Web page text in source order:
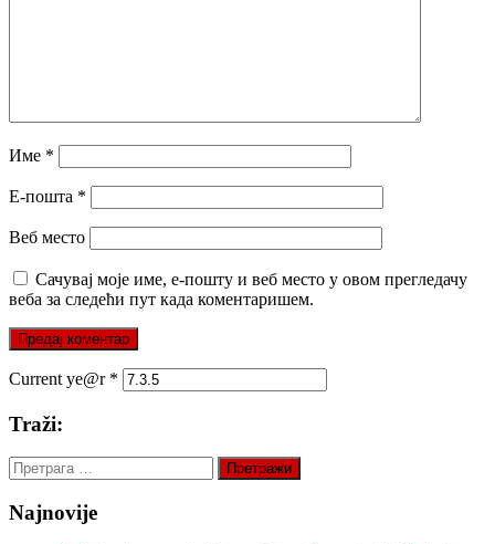
Име *
Е-пошта *
Веб место
Сачувај моје име, е-пошту и веб место у овом прегледачу
веба за следећи пут када коментаришем.
Current ye@r *
Traži:
Претрага
за:
Najnovije